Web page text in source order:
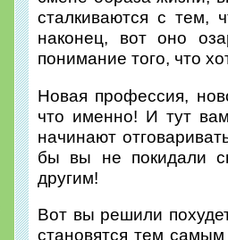
сталкиваются с тем,
наконец, вот оно
понимание того, что
Новая профессия,
что именно! И тут
начинают
бы вы не покидали
другим!
Вот вы решили
становятся тем